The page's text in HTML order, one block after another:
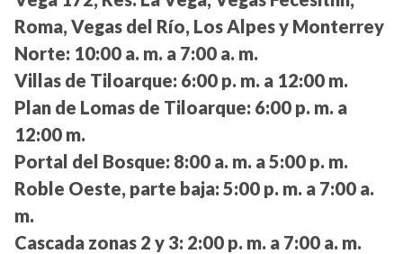
Roma, Vegas del Río, Los Alpes y Monterrey
Norte: 10:00 a. m. a 7:00 a. m.
Villas de Tiloarque: 6:00 p. m. a 12:00 m.
Plan de Lomas de Tiloarque: 6:00 p. m. a
12:00 m.
Portal del Bosque: 8:00 a. m. a 5:00 p. m.
Roble Oeste, parte baja: 5:00 p. m. a 7:00 a.
m.
Cascada zonas 2 y 3: 2:00 p. m. a 7:00 a. m.